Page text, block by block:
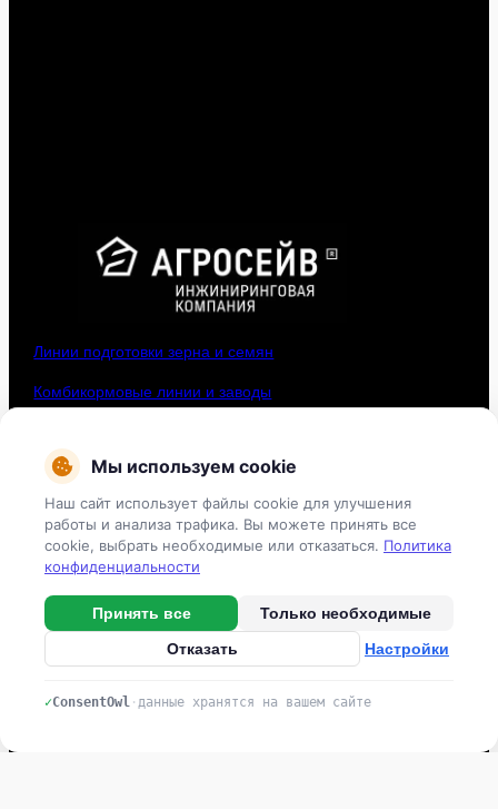
Линии подготовки зерна и семян
Комбикормовые линии и заводы
Системы орошения
Овощехранилища
Контакты
Тел: +7 (831) 461 91 58
Нижний Новгород,
stroyka@agrotradesystem.ru
Мы используем cookie
Наш сайт использует файлы cookie для улучшения
работы и анализа трафика. Вы можете принять все
cookie, выбрать необходимые или отказаться. Политика
конфиденциальности
Принять все
Только необходимые
Отказать
Настройки
✓ConsentOwl · данные хранятся на вашем сайте